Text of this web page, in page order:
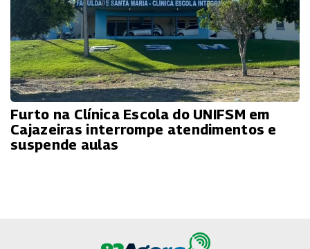
Furto na Clínica Escola do UNIFSM em
Cajazeiras interrompe atendimentos e
suspende aulas